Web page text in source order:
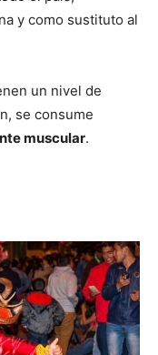
y como sustituto al
un nivel de
se consume
muscular.